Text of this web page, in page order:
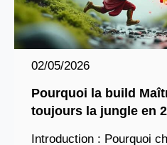
02/05/2026
Pourquoi la build
toujours la jungle en
Introduction : Pourquoi